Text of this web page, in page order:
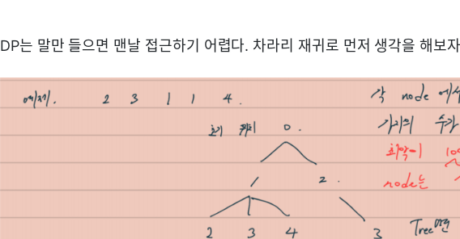
DP는 말만 들으면 맨날 접근하기 어렵다. 차라리 재귀로 먼저 생각을 해보